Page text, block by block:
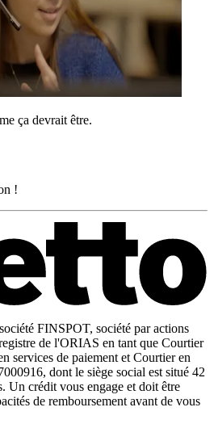
ça devrait être.
!
FINSPOT, société par actions
de l'ORIAS en tant que Courtier
services de paiement et Courtier en
dont le siège social est situé 42
Un crédit vous engage et doit être
de remboursement avant de vous